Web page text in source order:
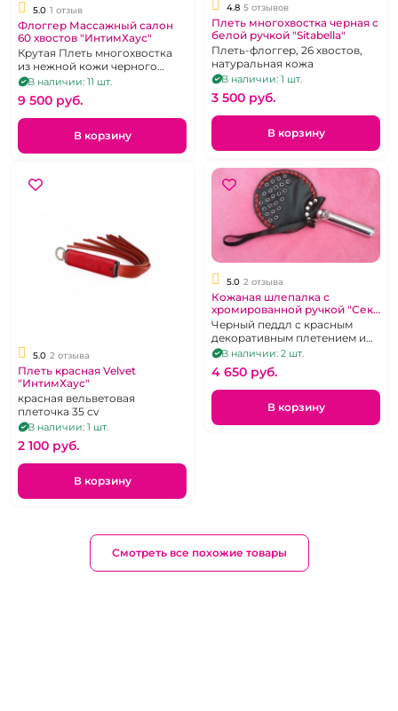
5.0 1 отзыв
Флоггер Массажный салон
60 хвостов "ИнтимХаус"
Крутая Плеть многохвостка
из нежной кожи черного
цвета
В наличии: 11 шт.
9 500 pуб.
В корзину
4.8 5 отзывов
Плеть многохвостка черная с
белой ручкой "Sitabella"
Плеть-флоггер, 26 хвостов,
натуральная кожа
В наличии: 1 шт.
3 500 pуб.
В корзину
5.0 2 отзыва
Плеть красная Velvet
"ИнтимХаус"
красная вельветовая
плеточка 35 cv
В наличии: 1 шт.
2 100 pуб.
В корзину
5.0 2 отзыва
Кожаная шлепалка с
хромированной ручкой "Секс
Ателье" Kirsten
Черный педдл с красным
декоративным плетением и
металлическими клепками
В наличии: 2 шт.
4 650 pуб.
В корзину
Смотреть все похожие товары